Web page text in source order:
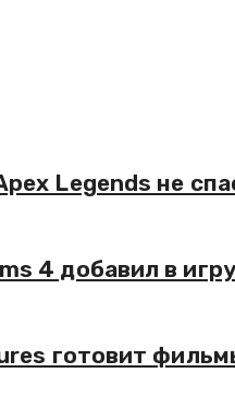
Legends не
4 добавил в
готовит